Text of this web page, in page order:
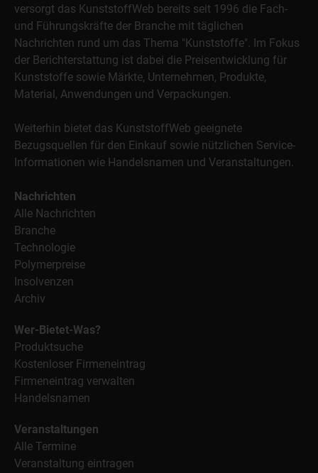
versorgt das KunststoffWeb bereits seit 1996 die Fach-
und Führungskräfte der Branche mit täglichen
Nachrichten rund um das Thema "Kunststoffe". Im Fokus
der Berichterstattung ist dabei die Preisentwicklung für
Kunststoffe sowie Märkte, Unternehmen, Produkte,
Material, Anwendungen und Verpackungen.
Weiterhin bietet das KunststoffWeb geeignete
Bezugsquellen für den Einkauf sowie nützlichen Service-
Informationen wie Handelsnamen und Veranstaltungen.
Nachrichten
Alle Nachrichten
Branche
Technologie
Polymerpreise
Insolvenzen
Archiv
Wer-Bietet-Was?
Produktsuche
Kostenloser Firmeneintrag
Firmeneintrag verwalten
Handelsnamen
Veranstaltungen
Alle Termine
Veranstaltung eintragen